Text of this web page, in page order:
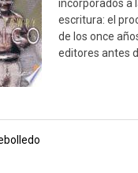
incorporados a
escritura: el
de los once
editores antes